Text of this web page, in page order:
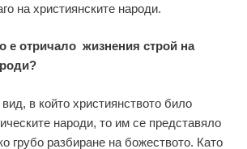
на християнските народи.
е отричало жизнения строй на
в който християнството било
народи, то им се представяло
грубо разбиране на божеството. Като